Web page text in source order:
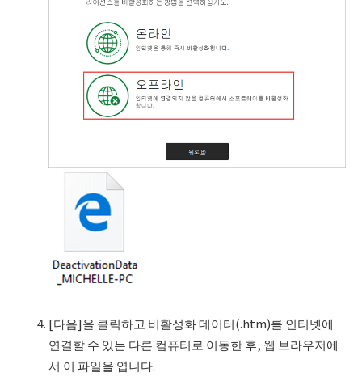
[다음]을 클릭하고 비활성화 데이터(.htm)를 인터넷에
연결할 수 있는 다른 컴퓨터로 이동한 후, 웹 브라우저에
서 이 파일을 엽니다.